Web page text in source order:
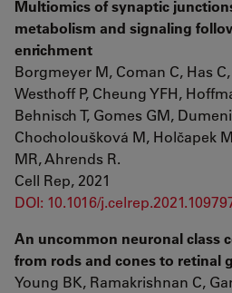
Multiomics of synaptic
metabolism and signaling
enrichment
Borgmeyer M, Coman C, Has C,
Westhoff P, Cheung YFH,
Behnisch T, Gomes GM,
Chocholoušková M, Holčapek
MR, Ahrends R.
Cell Rep, 2021
DOI: 10.1016/
An uncommon neuronal class
from rods and cones to retinal
Young BK, Ramakrishnan C,